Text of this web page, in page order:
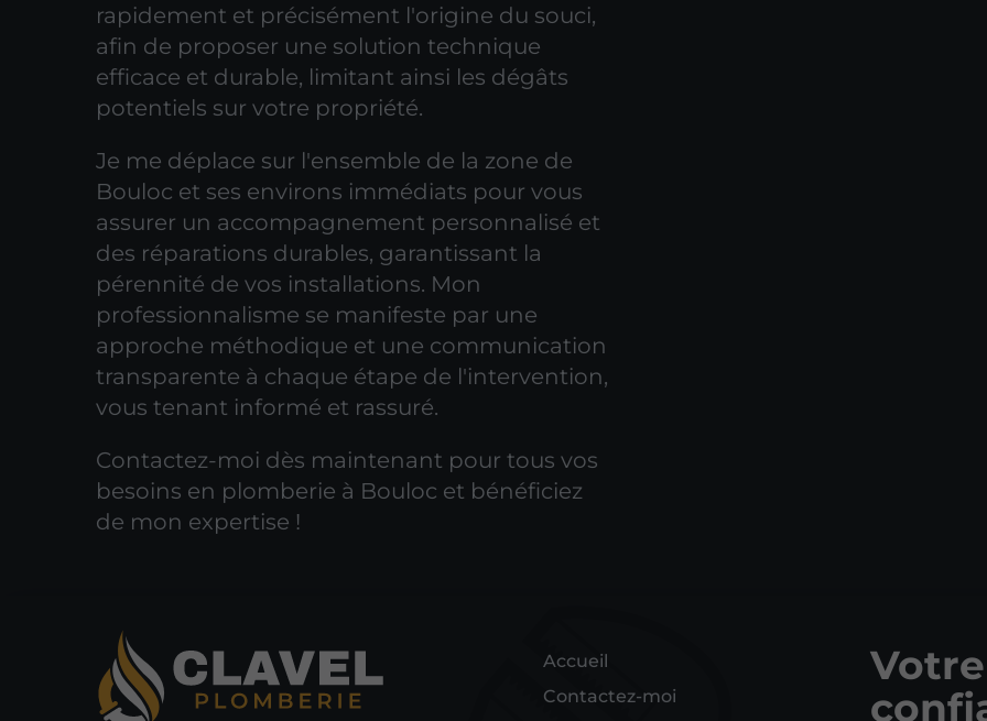
rapidement et précisément l'origine du souci,
afin de proposer une solution technique
efficace et durable, limitant ainsi les dégâts
potentiels sur votre propriété.
Je me déplace sur l'ensemble de la zone de
Bouloc et ses environs immédiats pour vous
assurer un accompagnement personnalisé et
des réparations durables, garantissant la
pérennité de vos installations. Mon
professionnalisme se manifeste par une
approche méthodique et une communication
transparente à chaque étape de l'intervention,
vous tenant informé et rassuré.
Contactez-moi dès maintenant pour tous vos
besoins en plomberie à Bouloc et bénéficiez
de mon expertise !
Accueil
Contactez-moi